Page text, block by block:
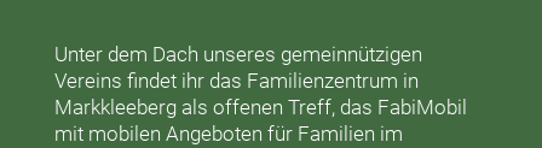
Unter dem Dach unseres gemeinnützigen
Vereins findet ihr das Familienzentrum in
Markkleebergals offenen Treff, das FabiMobil
mit mobilen Angeboten für Familien im